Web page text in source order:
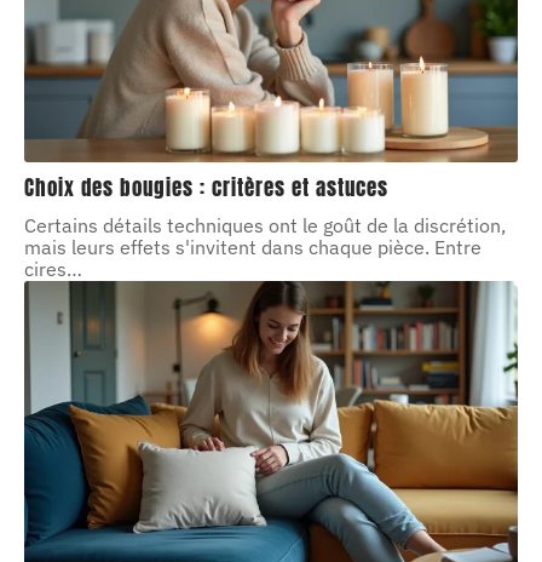
Choix des bougies : critères et astuces
Certains détails techniques ont le goût de la discrétion,
mais leurs effets s'invitent dans chaque pièce. Entre
cires…